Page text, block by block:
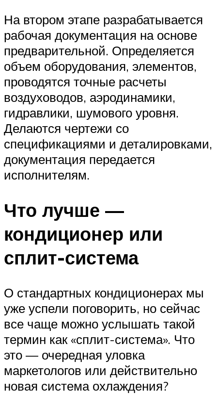
На втором этапе разрабатывается
рабочая документация на основе
предварительной. Определяется
объем оборудования, элементов,
проводятся точные расчеты
воздуховодов, аэродинамики,
гидравлики, шумового уровня.
Делаются чертежи со
спецификациями и деталировками,
документация передается
исполнителям.
Что лучше —
кондиционер или
сплит-система
О стандартных кондиционерах мы
уже успели поговорить, но сейчас
все чаще можно услышать такой
термин как «сплит-система». Что
это — очередная уловка
маркетологов или действительно
новая система охлаждения?